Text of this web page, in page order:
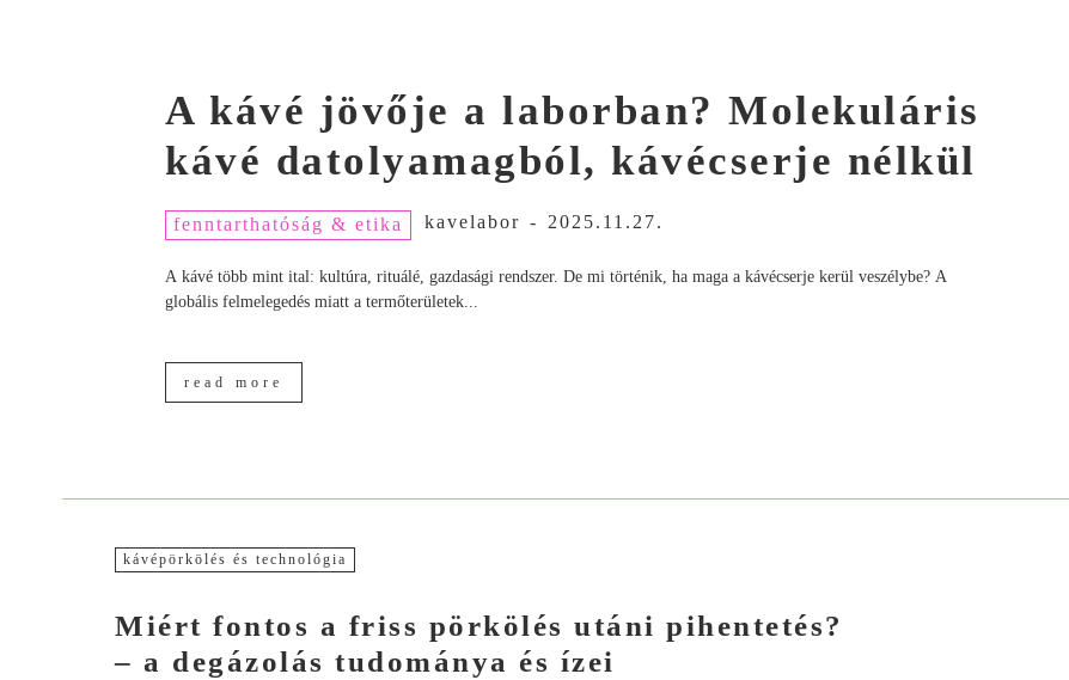
A kávé jövője a laborban? Molekuláris
kávé datolyamagból, kávécserje nélkül
fenntarthatóság & etika kavelabor - 2025.11.27.
A kávé több mint ital: kultúra, rituálé, gazdasági rendszer. De mi történik, ha maga a kávécserje kerül veszélybe? A
globális felmelegedés miatt a termőterületek...
read more
kávépörkölés és technológia
Miért fontos a friss pörkölés utáni pihentetés?
– a degázolás tudománya és ízei